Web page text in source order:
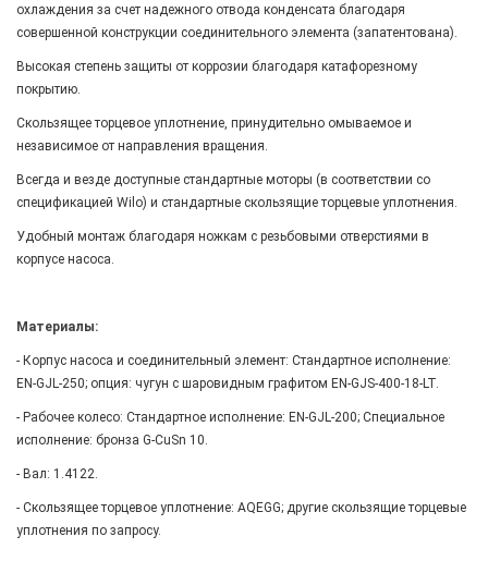
охлаждения за счет надежного отвода конденсата благодаря
совершенной конструкции соединительного элемента (запатентована).
Высокая степень защиты от коррозии благодаря катафорезному
покрытию.
Скользящее торцевое уплотнение, принудительно омываемое и
независимое от направления вращения.
Всегда и везде доступные стандартные моторы (в соответствии со
спецификацией Wilo) и стандартные скользящие торцевые уплотнения.
Удобный монтаж благодаря ножкам с резьбовыми отверстиями в
корпусе насоса.
Материалы:
- Корпус насоса и соединительный элемент: Стандартное исполнение:
EN-GJL-250; опция: чугун с шаровидным графитом EN-GJS-400-18-LT.
- Рабочее колесо: Стандартное исполнение: EN-GJL-200; Специальное
исполнение: бронза G-CuSn 10.
- Вал: 1.4122.
- Скользящее торцевое уплотнение: AQEGG; другие скользящие торцевые
уплотнения по запросу.